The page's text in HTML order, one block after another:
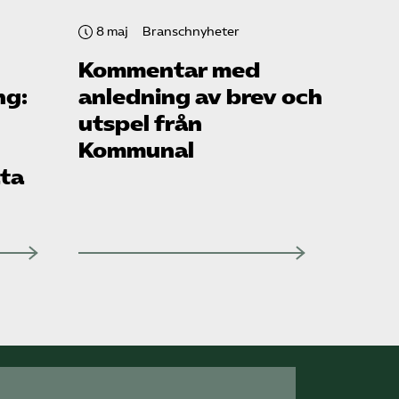
8 maj Branschnyheter
Kommentar med
anledning av brev och
utspel från
Kommunal